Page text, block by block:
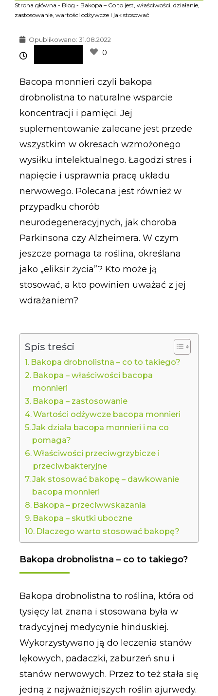
Strona główna - Blog - Bakopa – Co to jest, właściwości, działanie,
zastosowanie, wartości odżywcze i jak stosować
Opublikowano: 31.08.2022
0
Bacopa monnieri czyli bakopa
drobnolistna to naturalne wsparcie
koncentracji i pamięci. Jej
suplementowanie zalecane jest przede
wszystkim w okresach wzmożonego
wysiłku intelektualnego. Łagodzi stres i
napięcie i usprawnia pracę układu
nerwowego. Polecana jest również w
przypadku chorób
neurodegeneracyjnych, jak choroba
Parkinsona czy Alzheimera. W czym
jeszcze pomaga ta roślina, określana
jako „eliksir życia”? Kto może ją
stosować, a kto powinien uważać z jej
wdrażaniem?
Spis treści
Bakopa drobnolistna – co to takiego?
Bakopa – właściwości bacopa
monnieri
Bakopa – zastosowanie
Wartości odżywcze bacopa monnieri
Jak działa bacopa monnieri i na co
pomaga?
Właściwości przeciwgrzybicze i
przeciwbakteryjne
Jak stosować bakopę – dawkowanie
bacopa monnieri
Bakopa – przeciwwskazania
Bakopa – skutki uboczne
Dlaczego warto stosować bakopę?
Bakopa drobnolistna – co to takiego?
Bakopa drobnolistna to roślina, która od
tysięcy lat znana i stosowana była w
tradycyjnej medycynie hinduskiej.
Wykorzystywano ją do leczenia stanów
lękowych, padaczki, zaburzeń snu i
stanów nerwowych. Przez to też stała się
jedną z najważniejszych roślin ajurwedy.